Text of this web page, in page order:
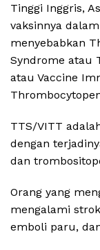
Tinggi Inggris,
vaksinnya
menyebabkan
Syndrome atau
atau Vaccine
TTS/VITT
dengan
dan
Orang yang
mengalami
emboli paru,